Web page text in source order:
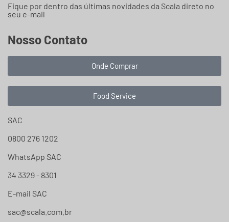
Fique por dentro das últimas novidades da Scala direto no
seu e-mail
Nosso Contato
Onde Comprar
Food Service
SAC
0800 276 1202
WhatsApp SAC
34 3329 - 8301
E-mail SAC
sac@scala.com.br